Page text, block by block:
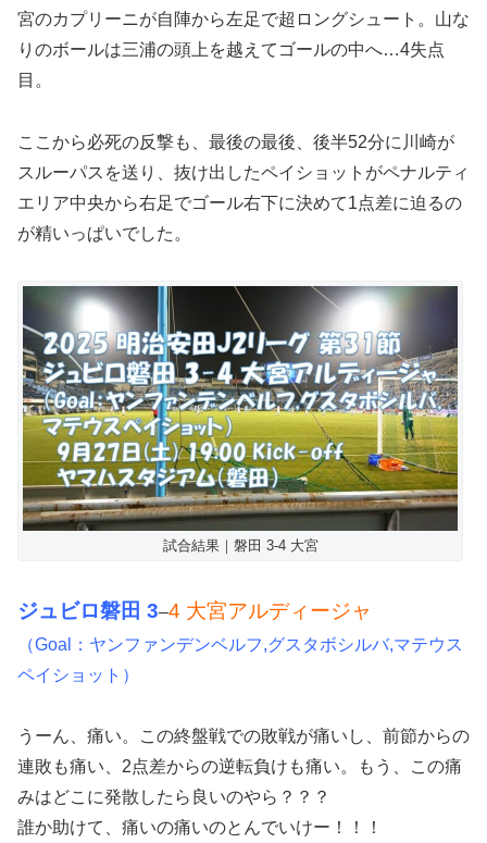
宮のカプリーニが自陣から左足で超ロングシュート。山な
りのボールは三浦の頭上を越えてゴールの中へ…4失点
目。
ここから必死の反撃も、最後の最後、後半52分に川崎が
スルーパスを送り、抜け出したペイショットがペナルティ
エリア中央から右足でゴール右下に決めて1点差に迫るの
が精いっぱいでした。
試合結果｜磐田 3-4 大宮
ジュビロ磐田 3–4 大宮アルディージャ
（Goal：ヤンファンデンベルフ,グスタボシルバ,マテウス
ペイショット）
うーん、痛い。この終盤戦での敗戦が痛いし、前節からの
連敗も痛い、2点差からの逆転負けも痛い。もう、この痛
みはどこに発散したら良いのやら？？？
誰か助けて、痛いの痛いのとんでいけー！！！